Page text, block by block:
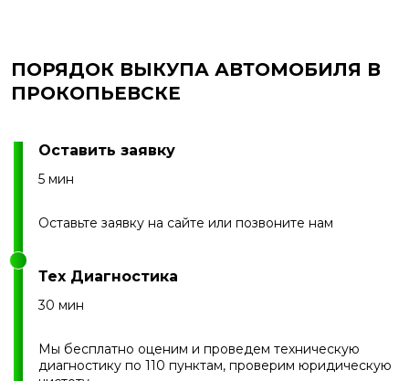
ПОРЯДОК ВЫКУПА АВТОМОБИЛЯ В
ПРОКОПЬЕВСКЕ
Оставить заявку
5 мин
Оставьте заявку на сайте или позвоните нам
Тех Диагностика
30 мин
Мы бесплатно оценим и проведем техническую
диагностику по 110 пунктам, проверим юридическую